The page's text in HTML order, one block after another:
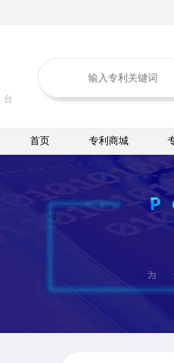
首页 专利商城